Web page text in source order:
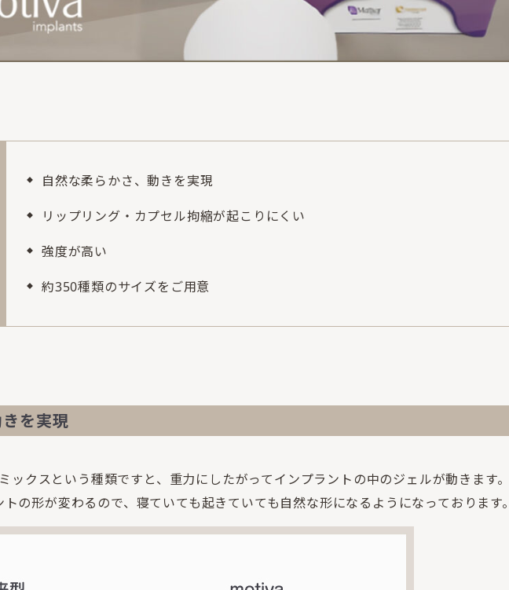
自然な柔らかさ、動きを実現
リップリング・カプセル拘縮が起こりにくい
強度が高い
約350種類のサイズをご用意
を実現
クスという種類ですと、重力にしたがってインプラントの中のジェルが動きます
の形が変わるので、寝ていても起きていても自然な形になるようになっております。